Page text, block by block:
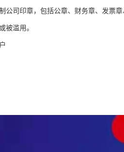
公司印章，包括公章、财务章、发票
被滥用。